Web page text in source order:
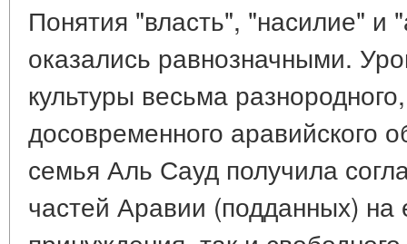
Понятия "власть", "насилие" и
оказались равнозначными.
культуры весьма
досовременного аравийского
семья Аль Сауд получила
частей Аравии (подданных) на